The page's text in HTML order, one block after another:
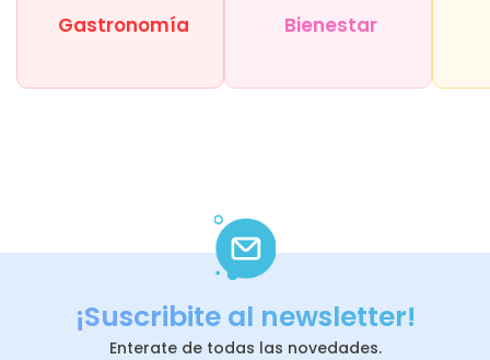
Gastronomía Bienestar
¡Suscribite al newsletter!
Enterate de todas las novedades.